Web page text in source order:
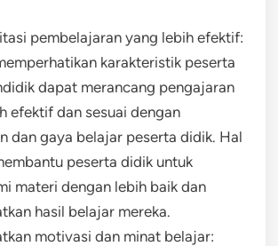
pembelajaran yang lebih efektif:
karakteristik peserta
dapat merancang pengajaran
efektif dan sesuai dengan
dan gaya belajar peserta didik. Hal
peserta didik untuk
materi dengan lebih baik dan
hasil belajar mereka.
motivasi dan minat belajar: